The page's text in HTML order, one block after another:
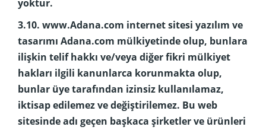
yoktur.
3.10. www.Adana.com internet sitesi yazılım ve
tasarımı Adana.com mülkiyetinde olup, bunlara
ilişkin telif hakkı ve/veya diğer fikri mülkiyet
hakları ilgili kanunlarca korunmakta olup,
bunlar üye tarafından izinsiz kullanılamaz,
iktisap edilemez ve değiştirilemez. Bu web
sitesinde adı geçen başkaca şirketler ve ürünleri